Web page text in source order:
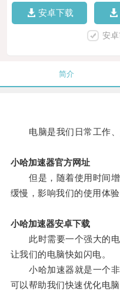
安卓下载
安
简介
电脑是我们日常工作、
小哈加速器官方网址
但是，随着使用时间增
缓慢，影响我们的使用体验
小哈加速器安卓下载
此时需要一个强大的电
让我们的电脑快如闪电。
小哈加速器就是一个非
可以帮助我们快速优化电脑